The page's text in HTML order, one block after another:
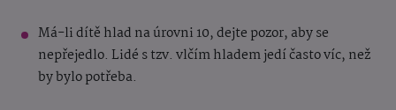
Má-li dítě hlad na úrovni 10, dejte pozor, aby se
nepřejedlo. Lidé s tzv. vlčím hladem jedí často víc, než
by bylo potřeba.